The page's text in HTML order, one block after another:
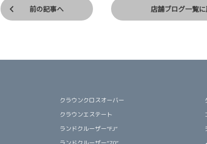
前の記事へ 店舗ブログ一覧に
クラウンクロスオーバー
クラウンエステート
ランドクルーザー“FJ”